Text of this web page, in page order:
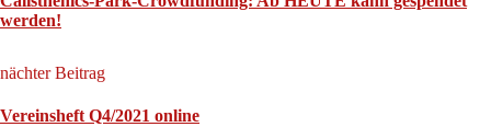
werden!
nächter Beitrag
Vereinsheft Q4/2021 online